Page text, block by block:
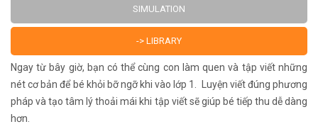
SIMULATION
-> LIBRARY
Ngay từ bây giờ, bạn có thể cùng con làm quen và tập viết những
nét cơ bản để bé khỏi bỡ ngỡ khi vào lớp 1. Luyện viết đúng phương
pháp và tạo tâm lý thoải mái khi tập viết sẽ giúp bé tiếp thu dễ dàng
hơn.